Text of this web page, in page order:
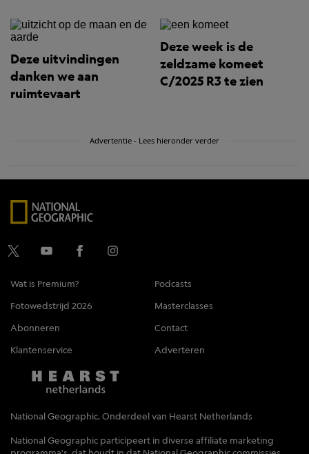
Deze uitvindingen
danken we aan
ruimtevaart
Deze week is de
zeldzame komeet
C/2025 R3 te zien
Advertentie - Lees hieronder verder
Wat is Premium?
Podcasts
Fotowedstrijd 2026
Masterclasses
Abonneren
Contact
Klantenservice
Adverteren
National Geographic, Onderdeel van Hearst Netherlands
National Geographic participeert in diverse affiliate marketing